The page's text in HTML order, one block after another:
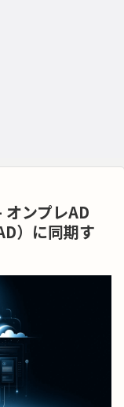
ンプレAD
）に同期す